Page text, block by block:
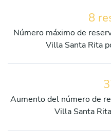
8
Número máximo de
Villa Santa Rita
Aumento del número de
Villa Santa